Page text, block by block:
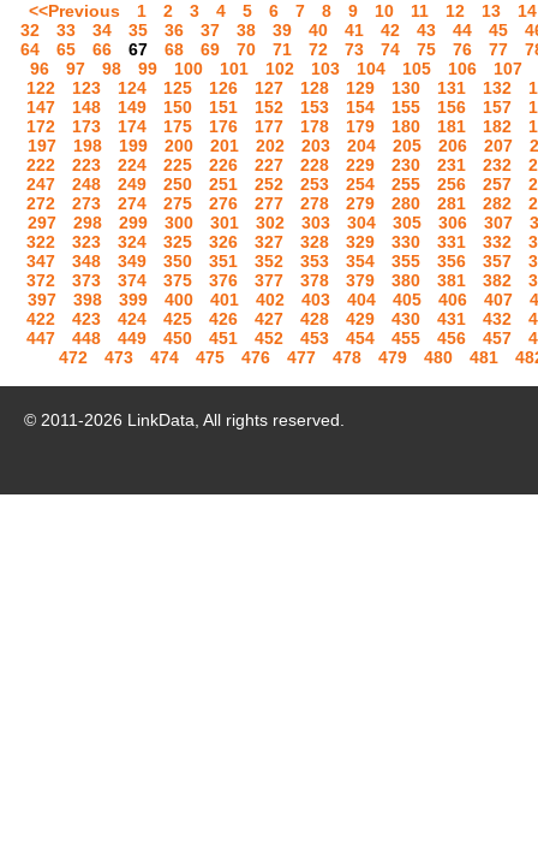
<<Previous 1 2 3 4 5 6 7 8 9 10 11 12 13
14
32
33 34 35 36 37 38 39 40 41 42 43 44 45
64
65 66 67 68 69 70 71 72 73 74 75 76 77
96
97 98 99 100 101 102 103 104 105 106
107
122
123 124 125 126 127 128 129 130 131 132
147
148 149 150 151 152 153 154 155 156 157
172
173 174 175 176 177 178 179 180 181 182
197
198 199 200 201 202 203 204 205 206 207
222
223 224 225 226 227 228 229 230 231 232
247
248 249 250 251 252 253 254 255 256 257
272
273 274 275 276 277 278 279 280 281 282
297
298 299 300 301 302 303 304 305 306 307
322
323 324 325 326 327 328 329 330 331 332
347
348 349 350 351 352 353 354 355 356 357
372
373 374 375 376 377 378 379 380 381 382
397
398 399 400 401 402 403 404 405 406 407
422
423 424 425 426 427 428 429 430 431 432
447
448 449 450 451 452 453 454 455 456 457
472
473 474 475 476 477 478 479 480 481
© 2011-2026 LinkData, All rights reserved.